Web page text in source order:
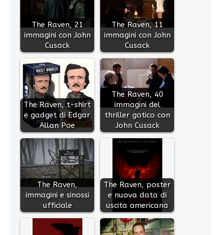
The Raven, 21
immagini con John
Cusack
The Raven, 11
immagini con John
Cusack
The Raven, t-shirt
e gadget di Edgar
Allan Poe
The Raven, 40
immagini del
thriller gotico con
John Cusack
The Raven,
immagini e sinossi
ufficiale
The Raven, poster
e nuova data di
uscita americana